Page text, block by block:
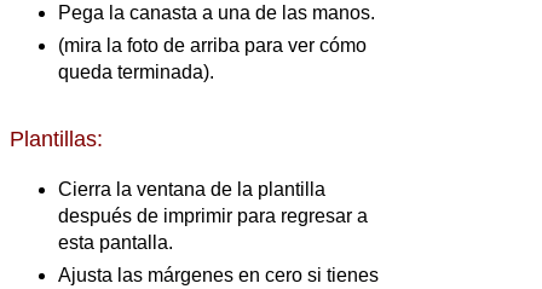
Pega la canasta a una de las manos.
(mira la foto de arriba para ver cómo
queda terminada).
Plantillas:
Cierra la ventana de la plantilla
después de imprimir para regresar a
esta pantalla.
Ajusta las márgenes en cero si tienes